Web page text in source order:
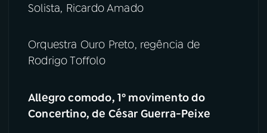
Solista, Ricardo Amado
Orquestra Ouro Preto, regência de
Rodrigo Toffolo
Allegro comodo, 1º movimento do
Concertino, de César Guerra-Peixe